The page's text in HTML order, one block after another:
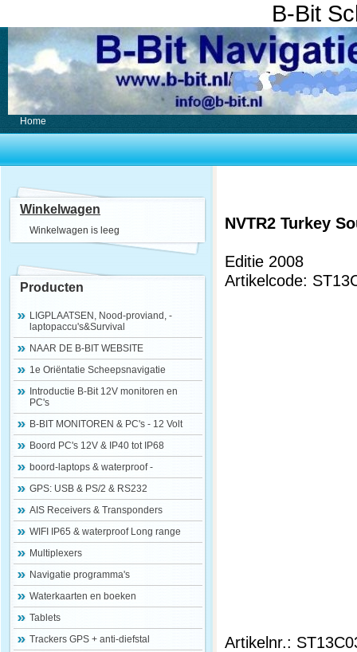
B-Bit
Home
Winkelwagen
Winkelwagen is leeg
Producten
LIGPLAATSEN, Nood-proviand, -
laptopaccu's&Survival
NAAR DE B-BIT WEBSITE
1e Oriëntatie Scheepsnavigatie
Introductie B-Bit 12V monitoren en
PC's
B-BIT MONITOREN & PC's - 12 Volt
Boord PC's 12V & IP40 tot IP68
boord-laptops & waterproof -
GPS: USB & PS/2 & RS232
AIS Receivers & Transponders
WIFI IP65 & waterproof Long range
Multiplexers
Navigatie programma's
Waterkaarten en boeken
Tablets
Trackers GPS + anti-diefstal
NVTR2 Turkey
Editie 2008
Artikelcode:
Artikelnr.: